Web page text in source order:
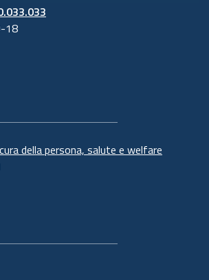
18
della persona, salute e welfare